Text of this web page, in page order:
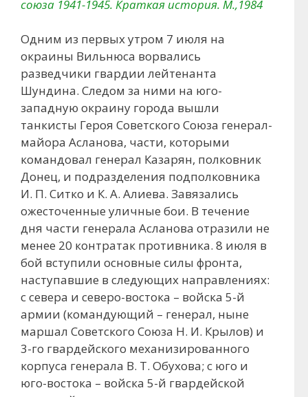
союза 1941-1945. Краткая история. М.,1984
Одним из первых утром 7 июля на
окраины Вильнюса ворвались
разведчики гвардии лейтенанта
Шундина. Следом за ними на юго-
западную окраину города вышли
танкисты Героя Советского Союза генерал-
майора Асланова, части, которыми
командовал генерал Казарян, полковник
Донец, и подразделения подполковника
И. П. Ситко и К. А. Алиева. Завязались
ожесточенные уличные бои. В течение
дня части генерала Асланова отразили не
менее 20 контратак противника. 8 июля в
бой вступили основные силы фронта,
наступавшие в следующих направлениях:
с севера и северо-востока – войска 5-й
армии (командующий – генерал, ныне
маршал Советского Союза Н. И. Крылов) и
3-го гвардейского механизированного
корпуса генерала В. Т. Обухова; с юго и
юго-востока – войска 5-й гвардейской